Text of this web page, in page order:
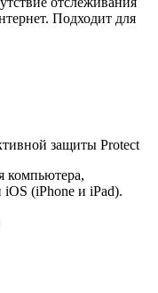
Подходит для
защиты Protect
компьютера,
(iPhone и iPad).